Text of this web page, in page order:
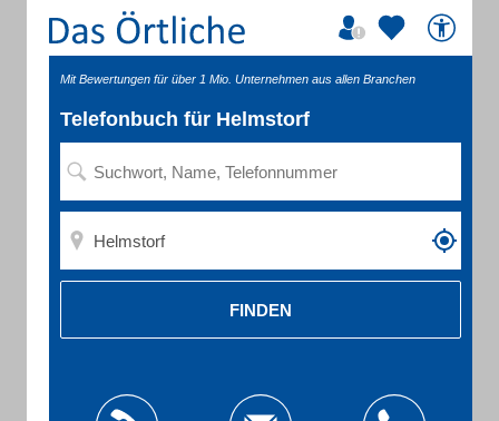
Mit Bewertungen für über 1 Mio. Unternehmen aus allen Branchen
Telefonbuch für Helmstorf
FINDEN